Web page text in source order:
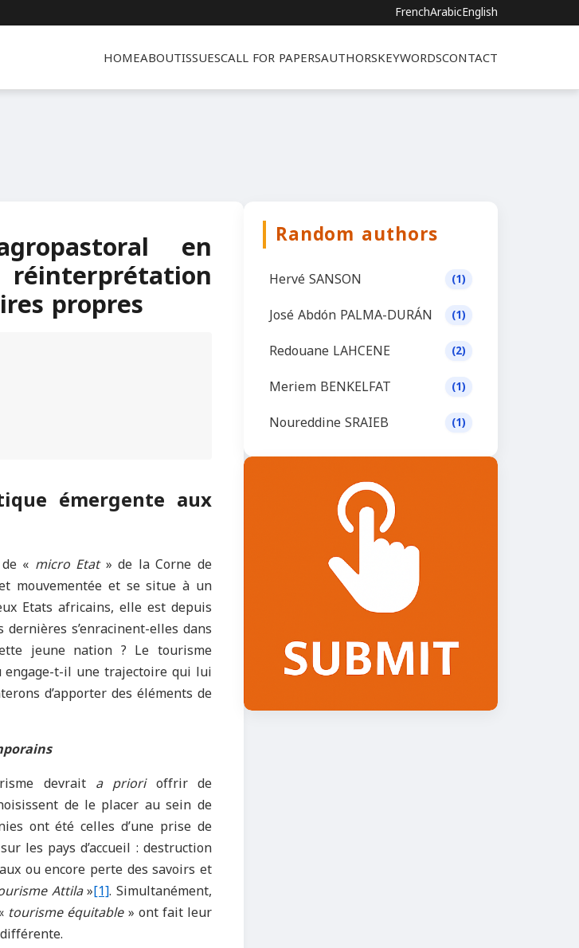
FrenchArabicEnglish
HOMEABOUTISSUESCALL FOR PAPERSAUTHORSKEYWORDSCONTACT
en
propres
émergente aux
« micro Etat» de la Corne de
mouvementée et se situe à un
Etats africains, elle est depuis
s’enracinent-elles dans
jeune nation ? Le tourisme
t-il une trajectoire qui lui
d’apporter des éléments de
devrait a priori offrir de
de le placer au sein de
ont été celles d’une prise de
les pays d’accueil : destruction
ou encore perte des savoirs et
Attila»[1]. Simultanément,
tourisme équitable» ont fait leur
Random authors
Hervé SANSON (1)
José Abdón PALMA-DURÁN (1)
Redouane LAHCENE (2)
Meriem BENKELFAT (1)
Noureddine SRAIEB (1)